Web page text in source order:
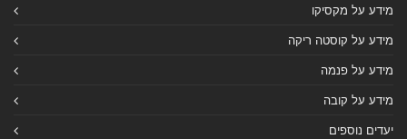
מידע על מקסיקו
מידע על קוסטה ריקה
מידע על פנמה
מידע על קובה
יעדים נוספים